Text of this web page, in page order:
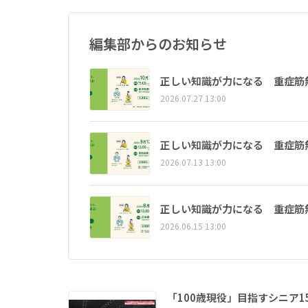
編集部からのお知らせ
正しい知識が力になる 重症筋
2026.07.27 13:00
正しい知識が力になる 重症筋
2026.07.13 13:00
正しい知識が力になる 重症筋
2026.06.15 13:00
「100歳現役」目指すシニ